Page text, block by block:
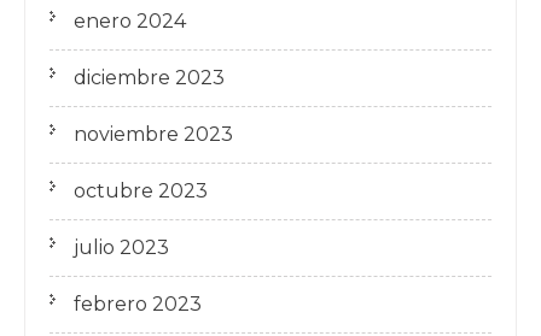
enero 2024
diciembre 2023
noviembre 2023
octubre 2023
julio 2023
febrero 2023